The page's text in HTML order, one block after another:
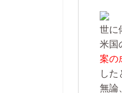
米国
案の
した
無論